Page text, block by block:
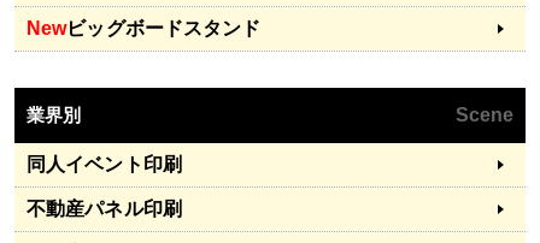
Newビッグボードスタンド
業界別 Scene
同人イベント印刷
不動産パネル印刷